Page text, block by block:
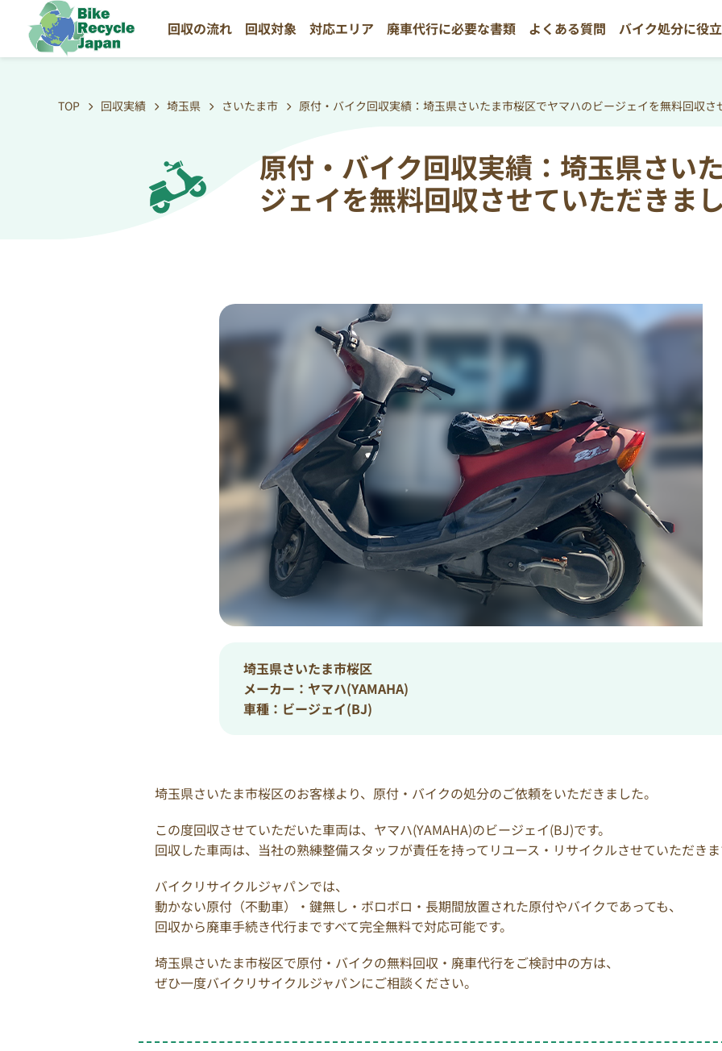
回収の流れ 回収対象 対応エリア 廃車代行に必要な書類 よくある質問 バイク処分に役
TOP 回収実績 埼玉県 さいたま市 原付・バイク回収実績：埼玉県さいたま市桜区でヤマハのビージェイを無料回収さ
原付・バイク回収実績：埼玉県さい
ジェイを無料回収させていただきま
埼玉県さいたま市桜区
メーカー：ヤマハ(YAMAHA)
車種：ビージェイ(BJ)
埼玉県さいたま市桜区のお客様より、原付・バイクの処分のご依頼をいただきました。
この度回収させていただいた車両は、ヤマハ(YAMAHA)のビージェイ(BJ)です。
回収した車両は、当社の熟練整備スタッフが責任を持ってリユース・リサイクルさせていただき
バイクリサイクルジャパンでは、
動かない原付（不動車）・鍵無し・ボロボロ・長期間放置された原付やバイクであっても、
回収から廃車手続き代行まですべて完全無料で対応可能です。
埼玉県さいたま市桜区で原付・バイクの無料回収・廃車代行をご検討中の方は、
ぜひ一度バイクリサイクルジャパンにご相談ください。